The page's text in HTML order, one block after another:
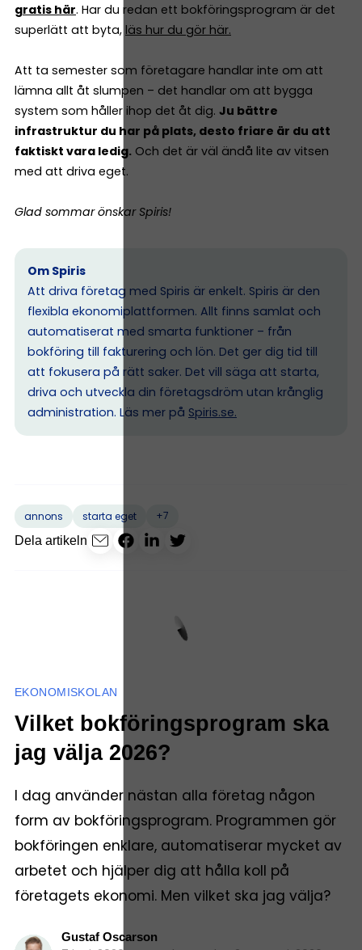
gratis här. Har du redan ett bokföringsprogram är det
superlätt att byta, läs hur du gör här.
Att ta semester som företagare handlar inte om att
lämna allt åt slumpen – det handlar om att bygga
system som håller ihop det åt dig. Ju bättre
infrastruktur du har på plats, desto friare är du att
faktiskt vara ledig. Och det är väl ändå lite av vitsen
med att driva eget.
Glad sommar önskar Spiris!
Om Spiris
Att driva företag med Spiris är enkelt. Spiris är den
flexibla ekonomiplattformen. Allt finns samlat och
automatiserat med smarta funktioner – från
bokföring till fakturering och lön. Det ger dig tid till
att fokusera på rätt saker. Det vill säga att starta,
driva och utveckla din företagsdröm utan krånglig
administration. Läs mer på Spiris.se.
annons starta eget
+7
Dela artikeln
EKONOMISKOLAN
Vilket bokföringsprogram ska
jag välja 2026?
I dag använder nästan alla företag någon
form av bokföringsprogram. Programmen gör
bokföringen enklare, automatiserar mycket av
arbetet och hjälper dig att hålla koll på
företagets ekonomi. Men vilket ska jag välja?
Gustaf Oscarson